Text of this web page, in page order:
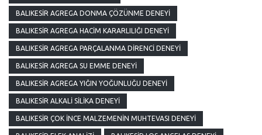
BALIKESIR AGREGA DONMA ÇÖZÜNME DENEYI
BALIKESIR AGREGA HACIM KARARLILIĞI DENEYI
BALIKESIR AGREGA PARÇALANMA DIRENCI DENEYI
BALIKESIR AGREGA SU EMME DENEYI
BALIKESIR AGREGA YIĞIN YOĞUNLUĞU DENEYI
BALIKESIR ALKALI SILIKA DENEYI
BALIKESIR ÇOK İNCE MALZEMENIN MUHTEVASI DENEYI